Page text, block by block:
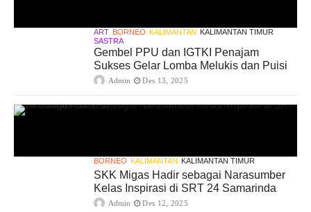
ART BORNEO KALIMANTAN KALIMANTAN TIMUR
SASTRA
Gembel PPU dan IGTKI Penajam
Sukses Gelar Lomba Melukis dan Puisi
Admin Des 13, 2025
BORNEO KALIMANTAN KALIMANTAN TIMUR
SKK Migas Hadir sebagai Narasumber
Kelas Inspirasi di SRT 24 Samarinda
Admin Des 12, 2025